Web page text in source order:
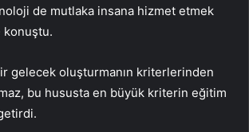
de mutlaka insana hizmet etmek
konuştu.
gelecek oluşturmanın kriterlerinden
bu hususta en büyük kriterin eğitim